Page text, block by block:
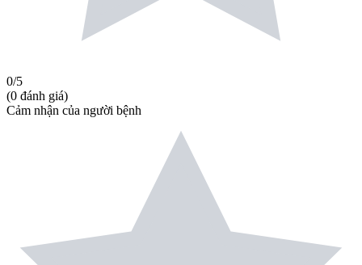
0/5
(0 đánh giá)
Cảm nhận của người bệnh